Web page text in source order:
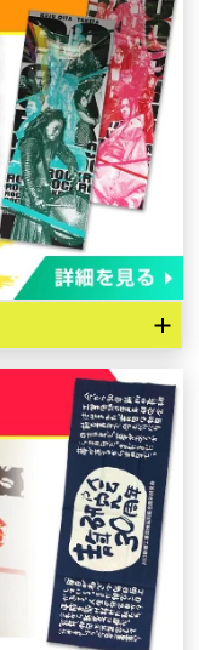
いの需要も物販用
な日本てぬぐいを
ざいます。